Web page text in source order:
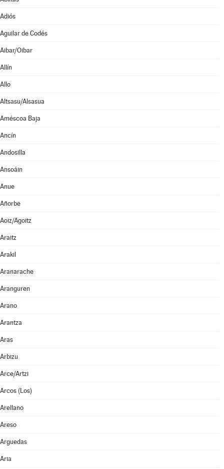
Adiós
Aguilar de Codés
Aibar/Oibar
Allín
Allo
Altsasu/Alsasua
Améscoa Baja
Ancín
Andosilla
Ansoáin
Anue
Añorbe
Aoiz/Agoitz
Araitz
Arakil
Aranarache
Aranguren
Arano
Arantza
Aras
Arbizu
Arce/Artzi
Arcos (Los)
Arellano
Areso
Arguedas
Aria